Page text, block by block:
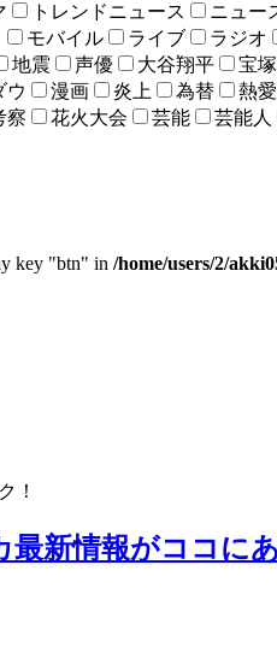
トレンドニュース ニュー
モバイル ライブ ラジオ
地震 声優 大谷翔平 宝塚
ウ 漫画 炎上 為替 熱愛
察 花火大会 芸能 芸能人
key "btn" in /home/users/2/
！
最新情報がココに